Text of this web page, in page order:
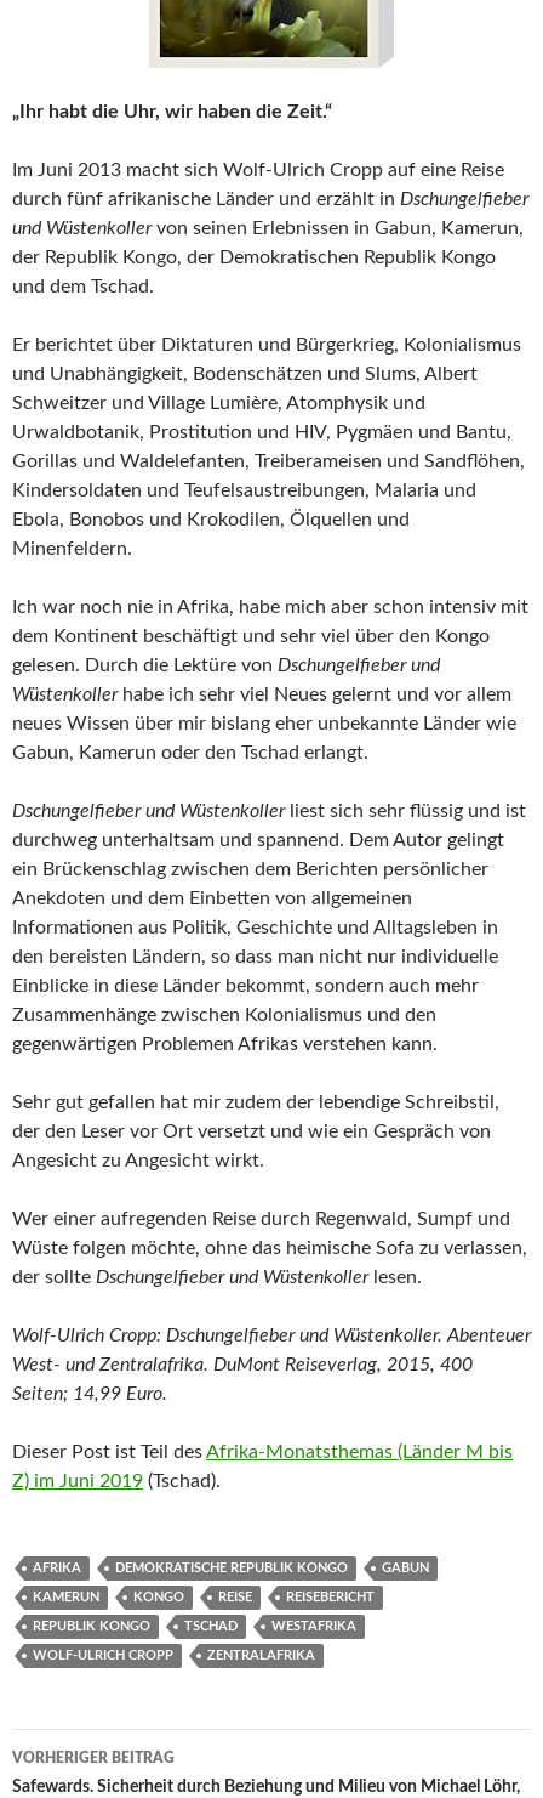
„Ihr habt die Uhr, wir haben die Zeit.“
Im Juni 2013 macht sich Wolf-Ulrich Cropp auf eine Reise
durch fünf afrikanische Länder und erzählt in Dschungelfieber
und Wüstenkollervon seinen Erlebnissen in Gabun, Kamerun,
der Republik Kongo, der Demokratischen Republik Kongo
und dem Tschad.
Er berichtet über Diktaturen und Bürgerkrieg, Kolonialismus
und Unabhängigkeit, Bodenschätzen und Slums, Albert
Schweitzer und Village Lumière, Atomphysik und
Urwaldbotanik, Prostitution und HIV, Pygmäen und Bantu,
Gorillas und Waldelefanten, Treiberameisen und Sandflöhen,
Kindersoldaten und Teufelsaustreibungen, Malaria und
Ebola, Bonobos und Krokodilen, Ölquellen und
Minenfeldern.
Ich war noch nie in Afrika, habe mich aber schon intensiv mit
dem Kontinent beschäftigt und sehr viel über den Kongo
gelesen. Durch die Lektüre von Dschungelfieber und
Wüstenkollerhabe ich sehr viel Neues gelernt und vor allem
neues Wissen über mir bislang eher unbekannte Länder wie
Gabun, Kamerun oder den Tschad erlangt.
Dschungelfieber und Wüstenkollerliest sich sehr flüssig und ist
durchweg unterhaltsam und spannend. Dem Autor gelingt
ein Brückenschlag zwischen dem Berichten persönlicher
Anekdoten und dem Einbetten von allgemeinen
Informationen aus Politik, Geschichte und Alltagsleben in
den bereisten Ländern, so dass man nicht nur individuelle
Einblicke in diese Länder bekommt, sondern auch mehr
Zusammenhänge zwischen Kolonialismus und den
gegenwärtigen Problemen Afrikas verstehen kann.
Sehr gut gefallen hat mir zudem der lebendige Schreibstil,
der den Leser vor Ort versetzt und wie ein Gespräch von
Angesicht zu Angesicht wirkt.
Wer einer aufregenden Reise durch Regenwald, Sumpf und
Wüste folgen möchte, ohne das heimische Sofa zu verlassen,
der sollte Dschungelfieber und Wüstenkollerlesen.
Wolf-Ulrich Cropp: Dschungelfieber und Wüstenkoller. Abenteuer
West- und Zentralafrika. DuMont Reiseverlag, 2015, 400
Seiten; 14,99 Euro.
Dieser Post ist Teil desAfrika-Monatsthemas (Länder M bis
Z) im Juni 2019 (Tschad).
AFRIKA DEMOKRATISCHE REPUBLIK KONGO GABUN
KAMERUN KONGO REISE REISEBERICHT
REPUBLIK KONGO TSCHAD WESTAFRIKA
WOLF-ULRICH CROPP ZENTRALAFRIKA
Beitragsnavigation
VORHERIGER BEITRAG
Safewards. Sicherheit durch Beziehung und Milieu von Michael Löhr,